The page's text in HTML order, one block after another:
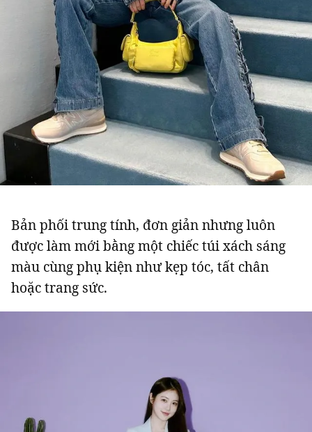
Bản phối trung tính, đơn giản nhưng luôn
được làm mới bằng một chiếc túi xách sáng
màu cùng phụ kiện như kẹp tóc, tất chân
hoặc trang sức.